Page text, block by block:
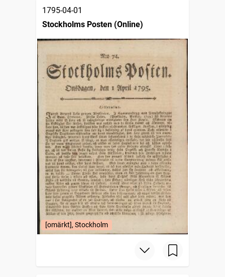
1795-04-01
Stockholms Posten (Online)
[omärkt], Stockholm